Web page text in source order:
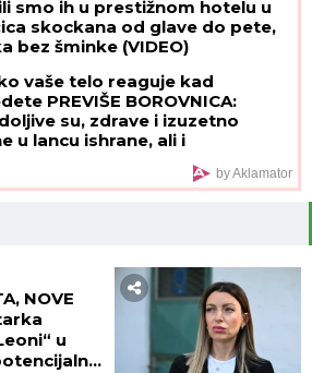
smo ih u prestižnom hotelu u
skockana od glave do pete,
bez šminke (VIDEO)
vaše telo reaguje kad
PREVIŠE BOROVNICA:
su, zdrave i izuzetno
u lancu ishrane, ali i
IMA SVOJE MANE
by Aklamator
NOVE
u